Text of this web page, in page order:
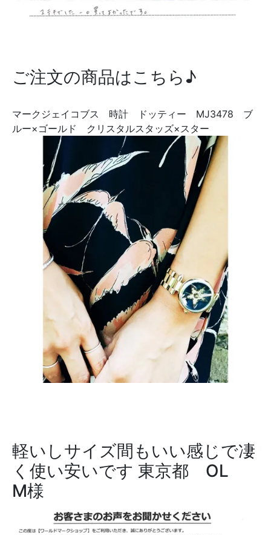
ご注文の商品はこちら♪
マークジェイコブス 時計 ドッティー MJ3478 ブ
ルー×ゴールド クリスタルスタッズ×スター
軽いしサイズ間もいい感じで凄
く使い安いです 東京都 OL
M様